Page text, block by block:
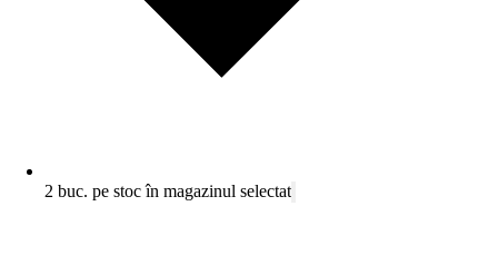
2 buc. pe stoc în magazinul selectat